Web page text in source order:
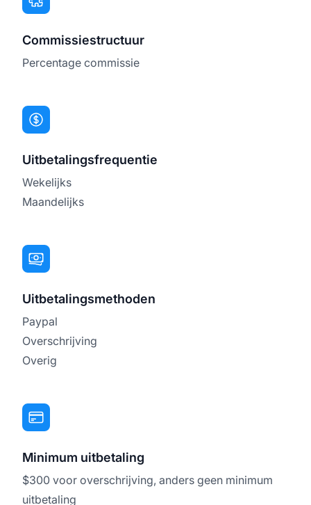
Commissiestructuur
Percentage commissie
Uitbetalingsfrequentie
Wekelijks
Maandelijks
Uitbetalingsmethoden
Paypal
Overschrijving
Overig
Minimum uitbetaling
$300 voor overschrijving, anders geen minimum
uitbetaling